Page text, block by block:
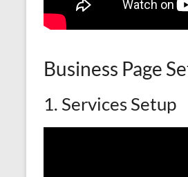
Business Page
1. Services Setup